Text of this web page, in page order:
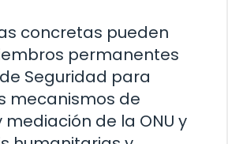
concretas pueden
permanentes
Seguridad para
mecanismos de
de la ONU y